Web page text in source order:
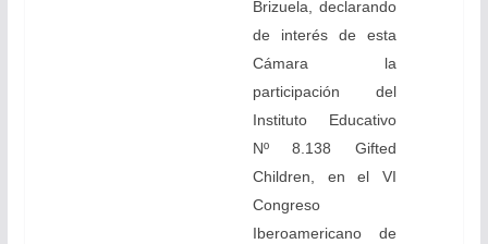
Brizuela, declarando
de interés de esta
Cámara la
participación del
Instituto Educativo
Nº 8.138 Gifted
Children, en el VI
Congreso
Iberoamericano de